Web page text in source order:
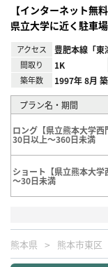
【インターネット無
県立大学に近く駐車
アクセス 豊肥本線「東
間取り 1K
築年数 1997年 8月 築
プラン名・期間
ロング【県立熊本大学西
30日以上～360日未満
ショート【県立熊本大学
～30日未満
熊本県 熊本市東区